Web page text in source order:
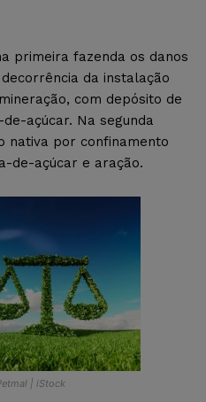
primeira fazenda os danos
da instalação
com depósito de
açúcar. Na segunda
nativa por confinamento
de-açúcar e aração.
| iStock